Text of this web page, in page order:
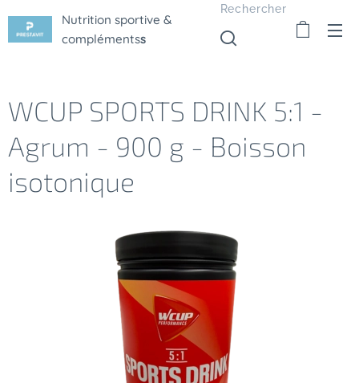
Nutrition sportive &
complémentss
Rechercher
WCUP SPORTS DRINK 5:1 -
Agrum - 900 g - Boisson
isotonique